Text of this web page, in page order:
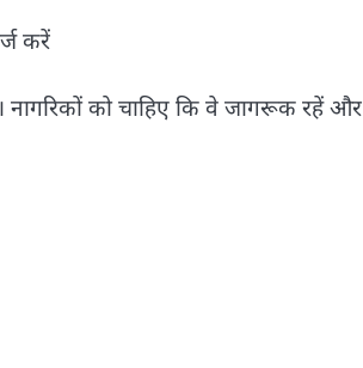
करें
नागरिकों को चाहिए कि वे जागरूक रहें और